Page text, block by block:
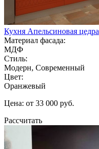
Кухня Апельсиновая цедра
Материал фасада:
МДФ
Стиль:
Модерн, Современный
Цвет:
Оранжевый
Цена: от 33 000 руб.
Рассчитать